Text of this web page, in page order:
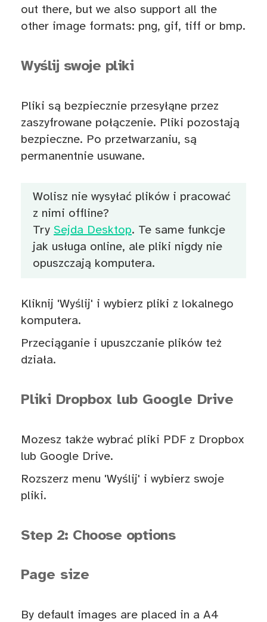
out there, but we also support all the
other image formats: png, gif, tiff or bmp.
Wyślij swoje pliki
Pliki są bezpiecznie przesyłąne przez
zaszyfrowane połączenie. Pliki pozostają
bezpieczne. Po przetwarzaniu, są
permanentnie usuwane.
Wolisz nie wysyłać plików i pracować
z nimi offline?
Try Sejda Desktop. Te same funkcje
jak usługa online, ale pliki nigdy nie
opuszczają komputera.
Kliknij 'Wyślij' i wybierz pliki z lokalnego
komputera.
Przeciąganie i upuszczanie plików też
działa.
Pliki Dropbox lub Google Drive
Mozesz także wybrać pliki PDF z Dropbox
lub Google Drive.
Rozszerz menu 'Wyślij' i wybierz swoje
pliki.
Step 2: Choose options
Page size
By default images are placed in a A4